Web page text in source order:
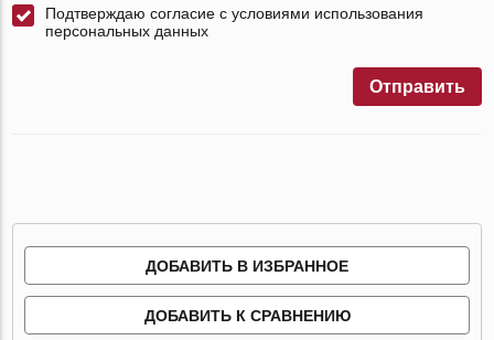
Подтверждаю согласие с условиями использования
персональных данных
Отправить
ДОБАВИТЬ В ИЗБРАННОЕ
ДОБАВИТЬ К СРАВНЕНИЮ